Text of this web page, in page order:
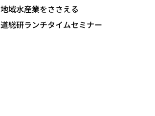
地域水産業をささえる
道総研ランチタイムセミナー